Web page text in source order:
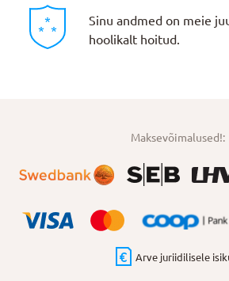
Sinu andmed on meie
hoolikalt hoitud.
Maksevõimalused!:
Arve juriidilisele